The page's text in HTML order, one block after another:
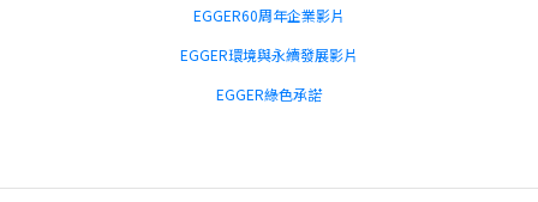
EGGER60周年企業影片
EGGER環境與永續發展影片
EGGER綠色承諾